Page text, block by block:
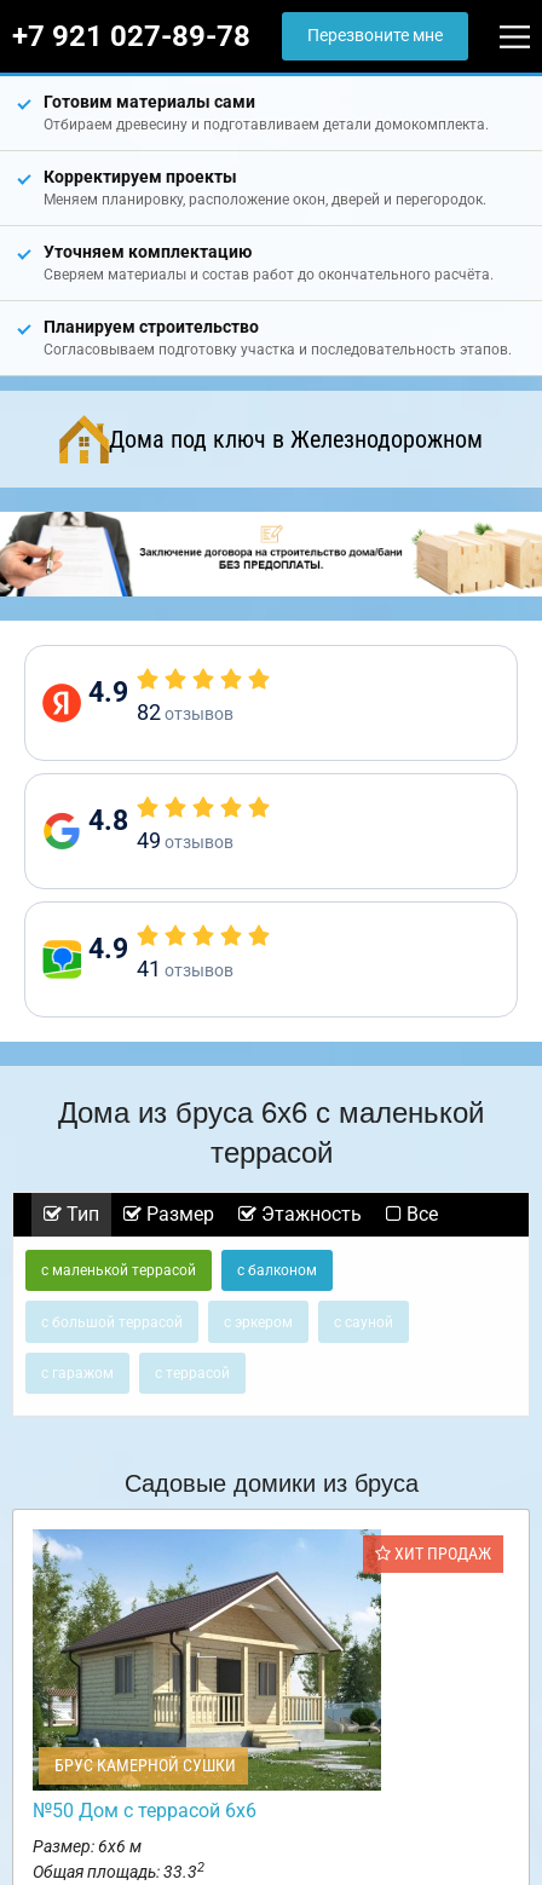
+7 921 027-89-78 Перезвоните мне
Готовим материалы сами
Отбираем древесину и подготавливаем детали домокомплекта.
Корректируем проекты
Меняем планировку, расположение окон, дверей и перегородок.
Уточняем комплектацию
Сверяем материалы и состав работ до окончательного расчёта.
Планируем строительство
Согласовываем подготовку участка и последовательность этапов.
Дома под ключ в Железнодорожном
4.9
82отзывов
4.8
49 отзывов
4.9
41 отзывов
Дома из бруса 6х6 с маленькой
террасой
Тип Размер Этажность Все
с маленькой террасой с балконом
с большой террасой с эркером с сауной
с гаражом с террасой
Садовые домики из бруса
ХИТ ПРОДАЖ
БРУС КАМЕРНОЙ СУШКИ
№50 Дом с террасой 6х6
Размер: 6х6 м
Общая площадь: 33.32